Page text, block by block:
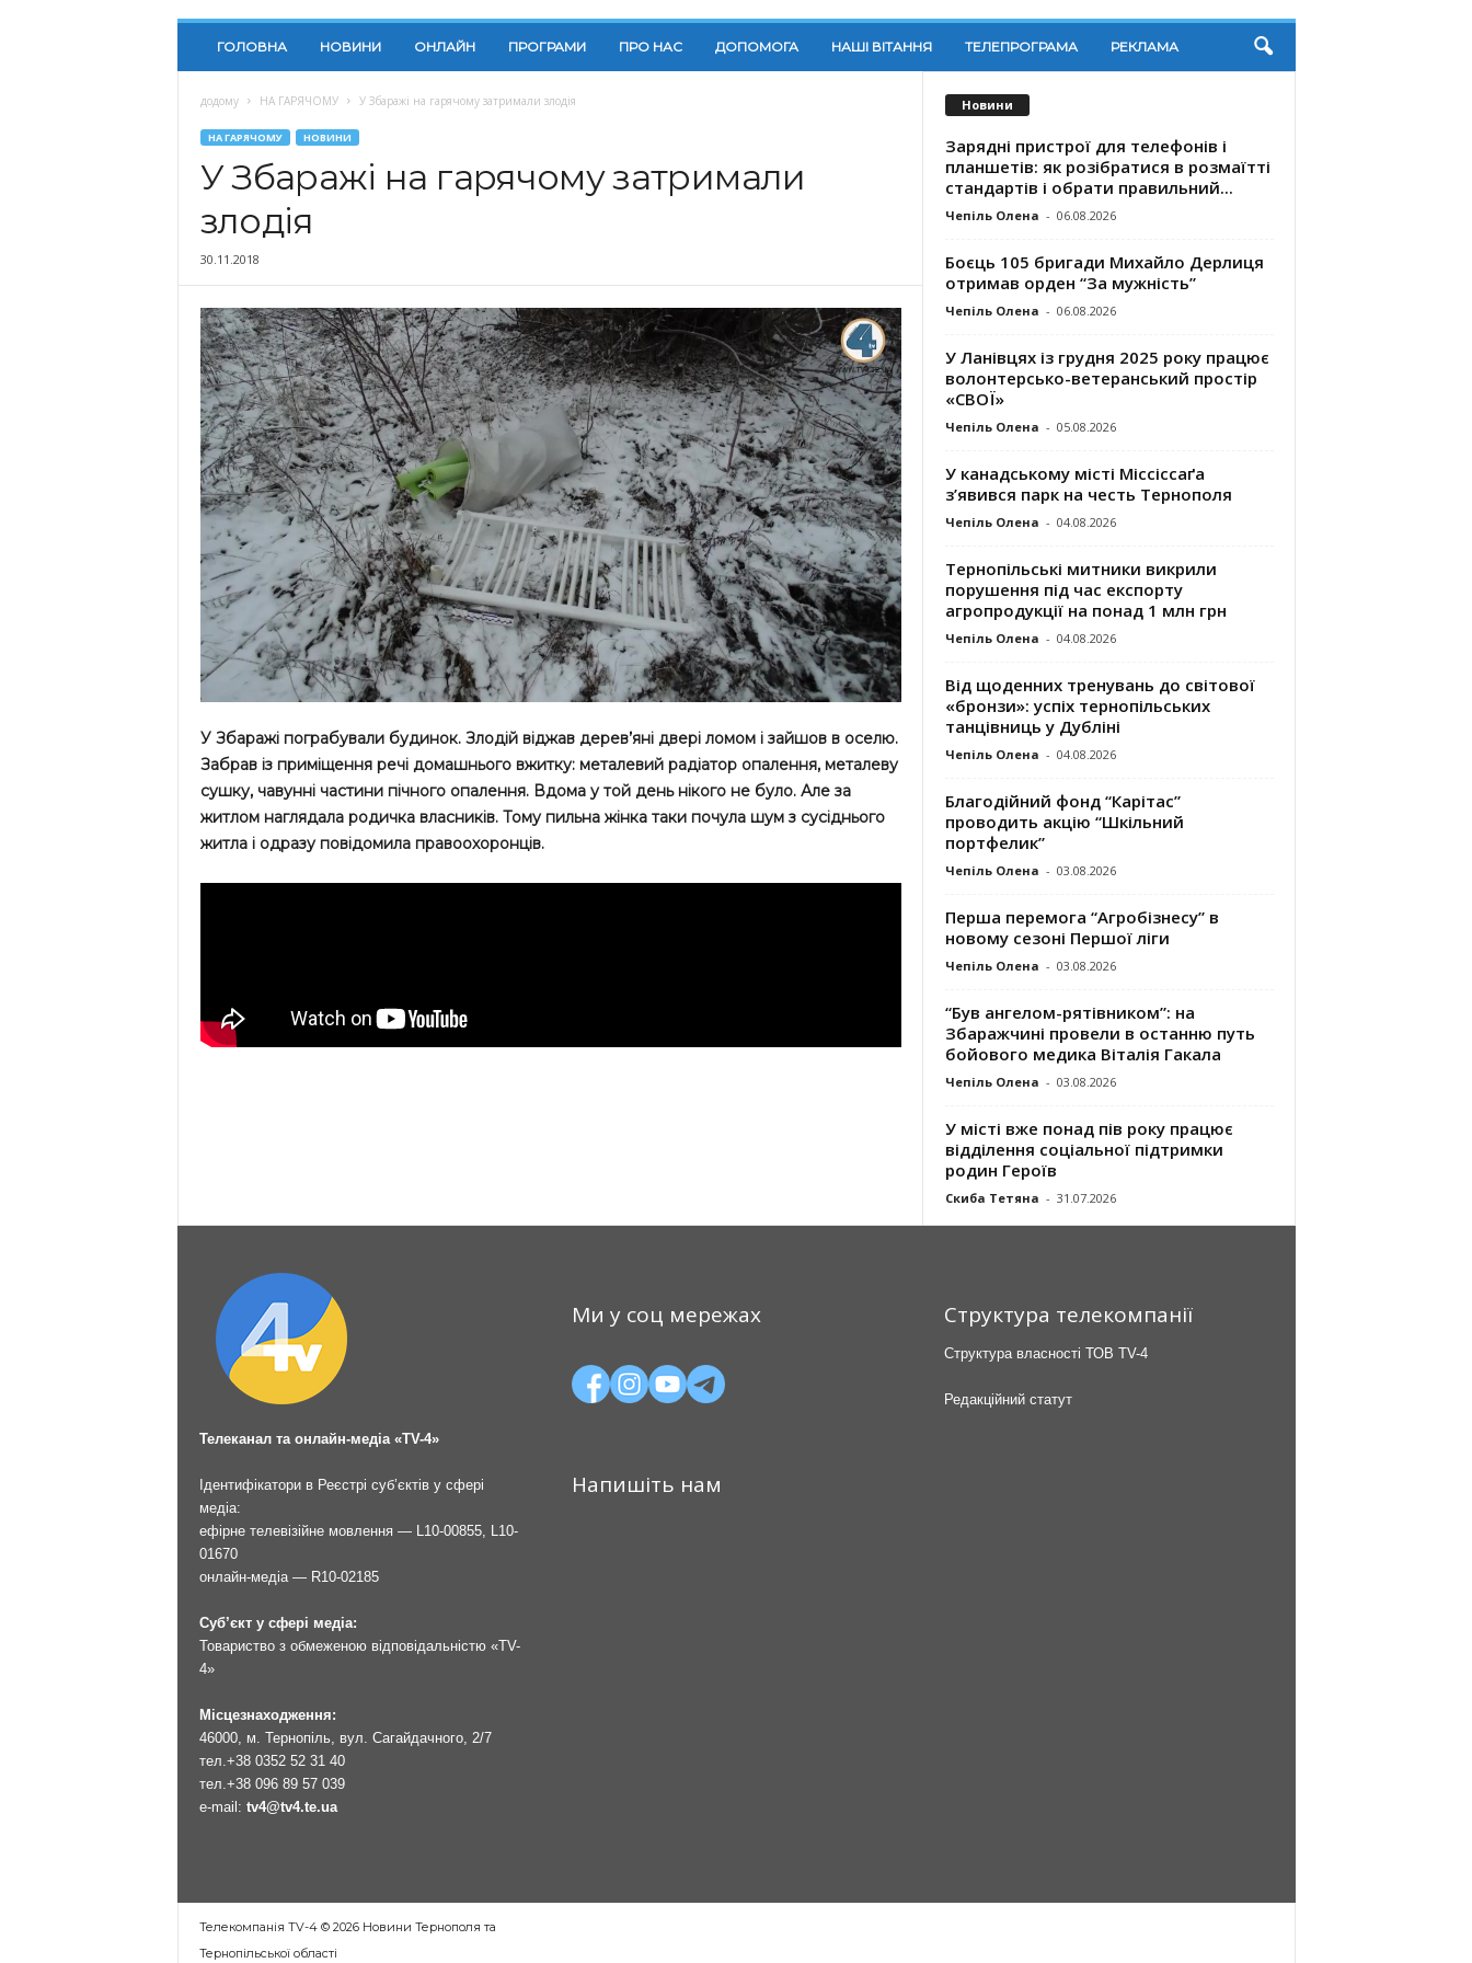
ГОЛОВНА НОВИНИ ОНЛАЙН ПРОГРАМИ ПРО НАС ДОПОМОГА НАШІ ВІТАННЯ ТЕЛЕПРОГРАМА РЕКЛАМА
додому НА ГАРЯЧОМУ У Збаражі на гарячому затримали злодія
НА ГАРЯЧОМУ НОВИНИ
У Збаражі на гарячому затримали
злодія
30.11.2018
У Збаражі пограбували будинок. Злодій віджав дерев’яні двері ломом і зайшов в оселю.
Забрав із приміщення речі домашнього вжитку: металевий радіатор опалення, металеву
сушку, чавунні частини пічного опалення. Вдома у той день нікого не було. Але за
житлом наглядала родичка власників. Тому пильна жінка таки почула шум з сусіднього
житла і одразу повідомила правоохоронців.
Новини
Зарядні пристрої для телефонів і
планшетів: як розібратися в розмаїтті
стандартів і обрати правильний...
Чепіль Олена - 06.08.2026
Боєць 105 бригади Михайло Дерлиця
отримав орден “За мужність”
Чепіль Олена - 06.08.2026
У Ланівцях із грудня 2025 року працює
волонтерсько-ветеранський простір
«СВОЇ»
Чепіль Олена - 05.08.2026
У канадському місті Міссіссаґа
з’явився парк на честь Тернополя
Чепіль Олена - 04.08.2026
Тернопільські митники викрили
порушення під час експорту
агропродукції на понад 1 млн грн
Чепіль Олена - 04.08.2026
Від щоденних тренувань до світової
«бронзи»: успіх тернопільських
танцівниць у Дубліні
Чепіль Олена - 04.08.2026
Благодійний фонд “Карітас”
проводить акцію “Шкільний
портфелик”
Чепіль Олена - 03.08.2026
Перша перемога “Агробізнесу” в
новому сезоні Першої ліги
Чепіль Олена - 03.08.2026
“Був ангелом-рятівником”: на
Збаражчині провели в останню путь
бойового медика Віталія Гакала
Чепіль Олена - 03.08.2026
У місті вже понад пів року працює
відділення соціальної підтримки
родин Героїв
Скиба Тетяна - 31.07.2026
Телеканал та онлайн-медіа «TV-4»
Ідентифікатори в Реєстрі суб’єктів у сфері
медіа:
ефірне телевізійне мовлення — L10-00855, L10-
01670
онлайн-медіа — R10-02185
Суб’єкт у сфері медіа:
Товариство з обмеженою відповідальністю «TV-
4»
Місцезнаходження:
46000, м. Тернопіль, вул. Сагайдачного, 2/7
тел. +38 0352 52 31 40
тел. +38 096 89 57 039
e-mail: tv4@tv4.te.ua
Ми у соц мережах
Напишіть нам
Структура телекомпанії
Структура власності ТОВ TV-4
Редакційний статут
Телекомпанія TV-4 © 2026 Новини Тернополя та
Тернопільської області